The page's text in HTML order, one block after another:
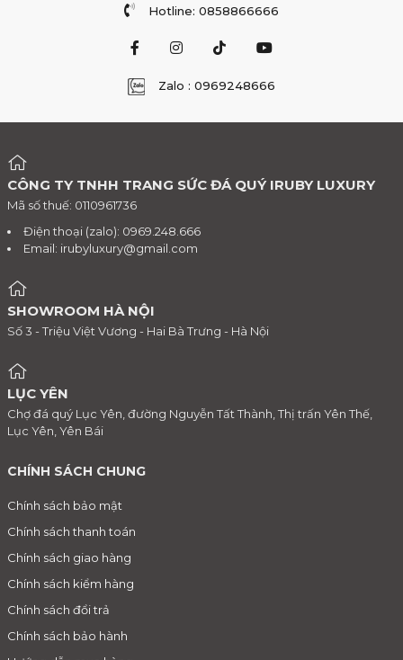
Hotline: 0858866666
Zalo : 0969248666
CÔNG TY TNHH TRANG SỨC ĐÁ QUÝ IRUBY LUXURY
Mã số thuế: 0110961736
Điện thoại (zalo): 0969.248.666
Email: irubyluxury@gmail.com
SHOWROOM HÀ NỘI
Số 3 - Triệu Việt Vương - Hai Bà Trưng - Hà Nội
LỤC YÊN
Chợ đá quý Lục Yên, đường Nguyễn Tất Thành, Thị trấn Yên Thế,
Lục Yên, Yên Bái
CHÍNH SÁCH CHUNG
Chính sách bảo mật
Chính sách thanh toán
Chính sách giao hàng
Chính sách kiểm hàng
Chính sách đổi trả
Chính sách bảo hành